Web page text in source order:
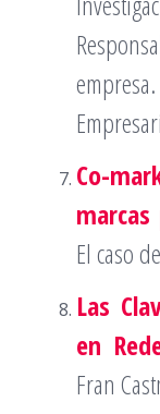
Co-
El caso
Las
en
Fran